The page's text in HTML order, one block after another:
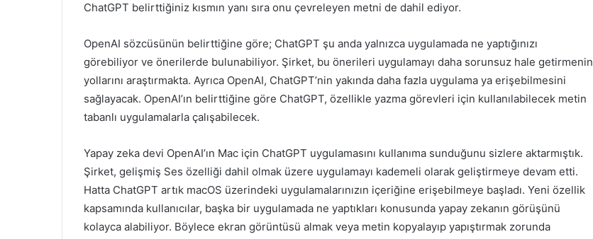
ChatGPT belirttiğiniz kısmın yanı sıra onu çevreleyen metni de dahil ediyor.
OpenAI sözcüsünün belirttiğine göre; ChatGPT şu anda yalnızca uygulamada ne yaptığınızı
görebiliyor ve önerilerde bulunabiliyor. Şirket, bu önerileri uygulamayı daha sorunsuz hale getirmenin
yollarını araştırmakta. Ayrıca OpenAI, ChatGPT’nin yakında daha fazla uygulama ya erişebilmesini
sağlayacak. OpenAI’ın belirttiğine göre ChatGPT, özellikle yazma görevleri için kullanılabilecek metin
tabanlı uygulamalarla çalışabilecek.
Yapay zeka devi OpenAI’ın Mac için ChatGPT uygulamasını kullanıma sunduğunu sizlere aktarmıştık.
Şirket, gelişmiş Ses özelliği dahil olmak üzere uygulamayı kademeli olarak geliştirmeye devam etti.
Hatta ChatGPT artık macOS üzerindeki uygulamalarınızın içeriğine erişebilmeye başladı. Yeni özellik
kapsamında kullanıcılar, başka bir uygulamada ne yaptıkları konusunda yapay zekanın görüşünü
kolayca alabiliyor. Böylece ekran görüntüsü almak veya metin kopyalayıp yapıştırmak zorunda